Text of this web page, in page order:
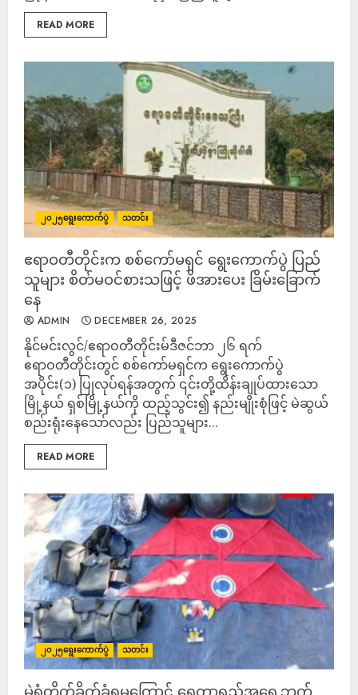
READ MORE
၂၀၂၅ရွေးကောက်ပွဲ သတင်း
ဧရာဝတီတိုင်းက စစ်ကော်မရှင် ရွေးကောက်ပွဲ ပြည်
သူများ စိတ်မဝင်စားသဖြင့် ဖိအားပေး ခြိမ်းခြောက်
နေ
ADMIN DECEMBER 26, 2025
နိုင်မင်းလွင်/ဧရာဝတီတိုင်းမ်ဒီဇင်ဘာ ၂၆ ရက်
ဧရာဝတီတိုင်းတွင် စစ်ကော်မရှင်က ရွေးကောက်ပွဲ
အပိုင်း(၁) ပြုလုပ်ရန်အတွက် ၎င်းတို့ထိန်းချုပ်ထားသော
မြို့နယ် ရှစ်မြို့နယ်ကို ထည့်သွင်း၍ နည်းမျိုးစုံဖြင့် မဲဆွယ်
စည်းရုံးနေသော်လည်း ပြည်သူများ...
READ MORE
၂၀၂၅ရွေးကောက်ပွဲ သတင်း
မဲရုံတိုက်ခိုက်ခံရမှုကြောင့် ရေတာရှည်အရှေ့ဘက်